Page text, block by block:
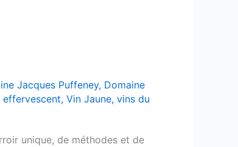
Jacques Puffeney, Domaine
effervescent, Vin Jaune, vins du
unique, de méthodes et de